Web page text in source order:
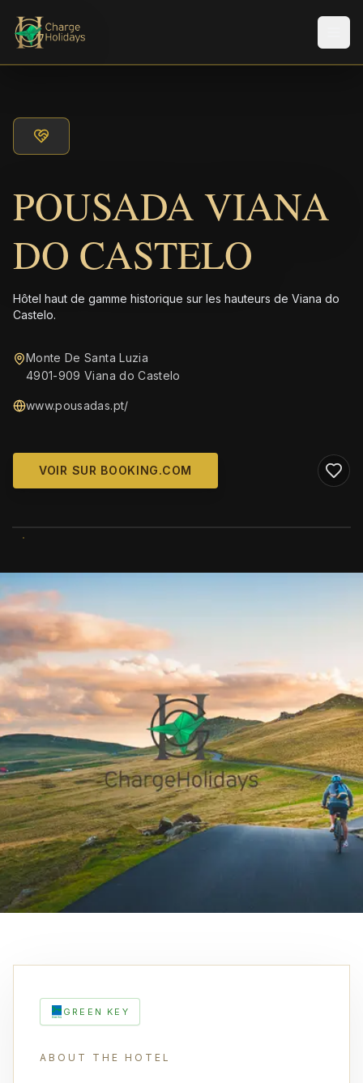
POUSADA VIANA
DO CASTELO
Hôtel haut de gamme historique sur les hauteurs de Viana do
Castelo.
Monte De Santa Luzia
4901-909 Viana do Castelo
www.pousadas.pt/
VOIR SUR BOOKING.COM
GREEN KEY
ABOUT THE HOTEL